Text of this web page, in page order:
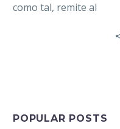
como tal, remite al
Pero esta reconexión,…
POPULAR POSTS